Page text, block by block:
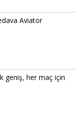
Aviator
geniş, her maç için